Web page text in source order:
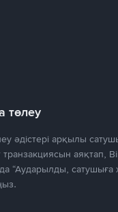
төлеу
әдістері арқылы
транзакциясын аяқтап,
“Аударылды, сатушыға